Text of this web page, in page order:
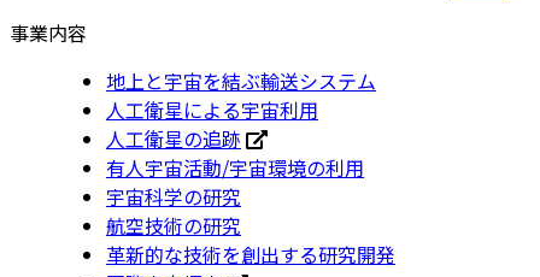
事業内容
地上と宇宙を結ぶ輸送システム
人工衛星による宇宙利用
人工衛星の追跡
有人宇宙活動/宇宙環境の利用
宇宙科学の研究
航空技術の研究
革新的な技術を創出する研究開発